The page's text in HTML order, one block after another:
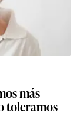
más
toleramos